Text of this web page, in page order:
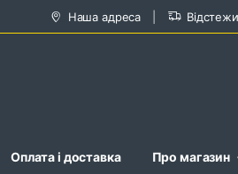
Наша адреса
Оплата і доставка Про магазин